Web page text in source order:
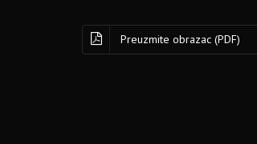
Preuzmite obrazac (PDF)